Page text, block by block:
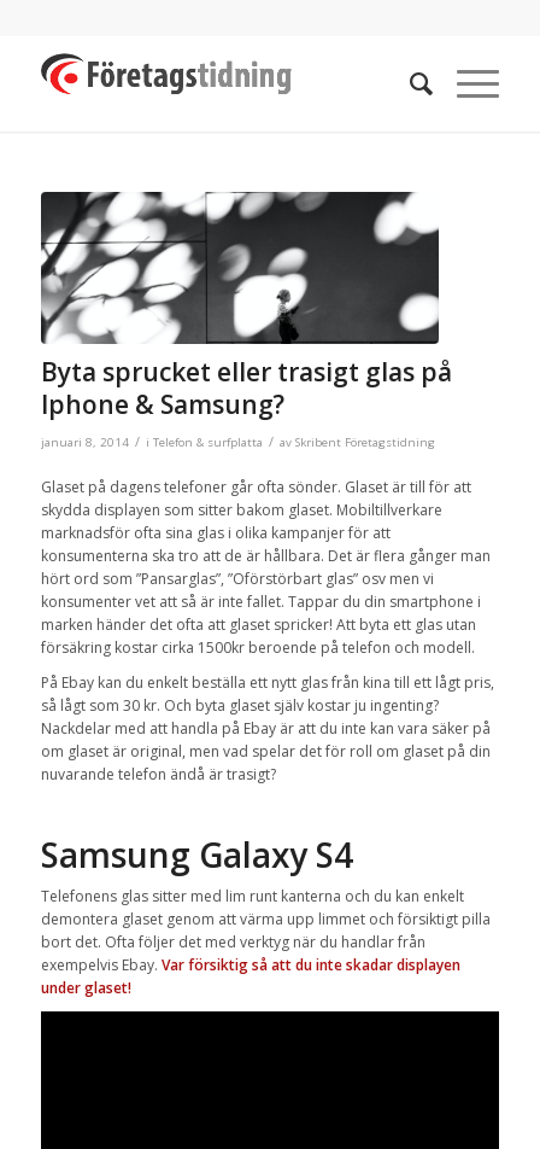
Byta sprucket eller trasigt glas på
Iphone & Samsung?
januari 8, 2014 / i Telefon & surfplatta / av Skribent Företagstidning
Glaset på dagens telefoner går ofta sönder. Glaset är till för att
skydda displayen som sitter bakom glaset. Mobiltillverkare
marknadsför ofta sina glas i olika kampanjer för att
konsumenterna ska tro att de är hållbara. Det är flera gånger man
hört ord som ”Pansarglas”, ”Oförstörbart glas” osv men vi
konsumenter vet att så är inte fallet. Tappar du din smartphone i
marken händer det ofta att glaset spricker! Att byta ett glas utan
försäkring kostar cirka 1500kr beroende på telefon och modell.
På Ebay kan du enkelt beställa ett nytt glas från kina till ett lågt pris,
så lågt som 30 kr. Och byta glaset själv kostar ju ingenting?
Nackdelar med att handla på Ebay är att du inte kan vara säker på
om glaset är original, men vad spelar det för roll om glaset på din
nuvarande telefon ändå är trasigt?
Samsung Galaxy S4
Telefonens glas sitter med lim runt kanterna och du kan enkelt
demontera glaset genom att värma upp limmet och försiktigt pilla
bort det. Ofta följer det med verktyg när du handlar från
exempelvis Ebay. Var försiktig så att du inte skadar displayen
under glaset!